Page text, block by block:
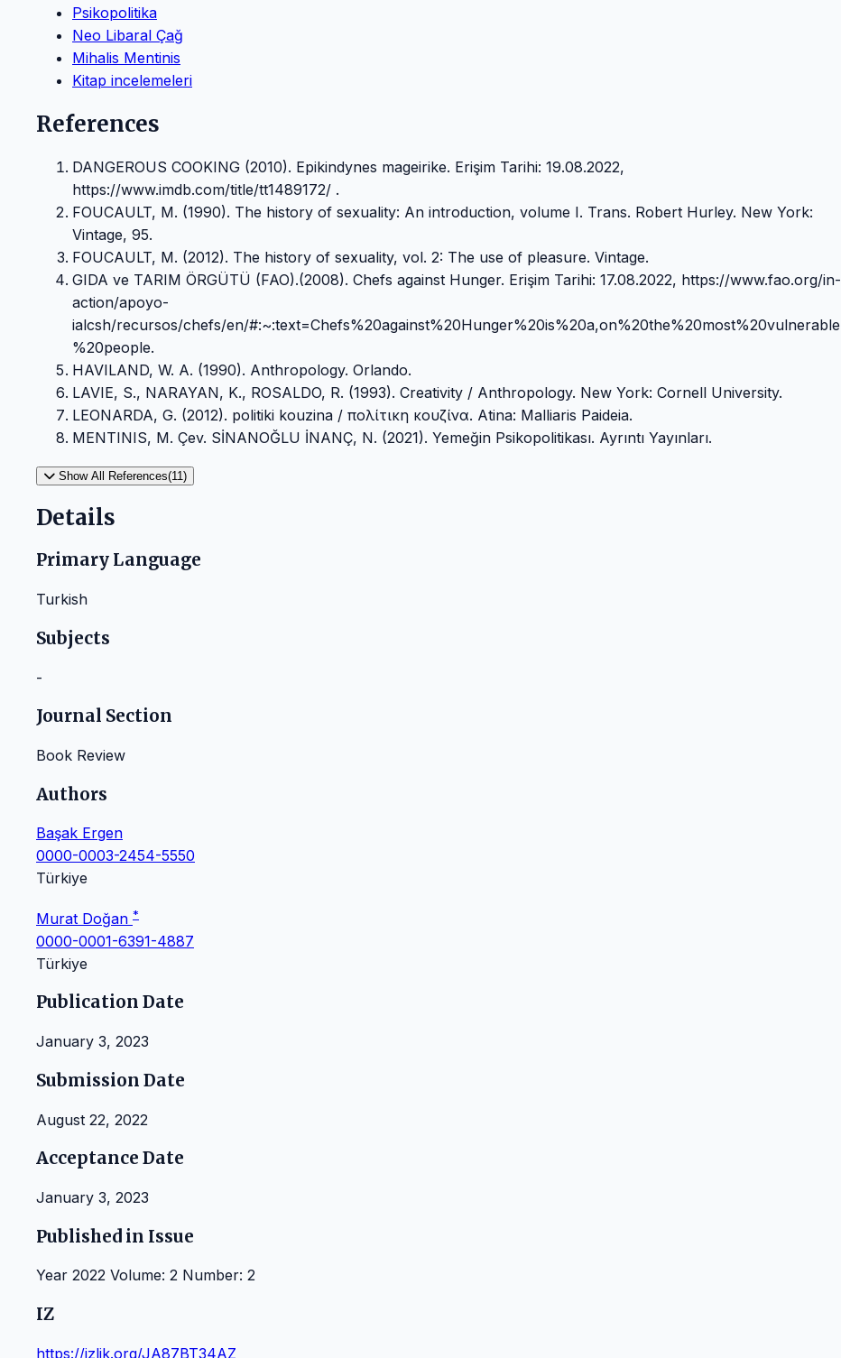
Psikopolitika
Neo Libaral Çağ
Mihalis Mentinis
Kitap incelemeleri
References
DANGEROUS COOKING (2010). Epikindynes mageirike. Erişim Tarihi: 19.08.2022,
https://www.imdb.com/title/tt1489172/ .
FOUCAULT, M. (1990). The history of sexuality: An introduction, volume I. Trans. Robert Hurley. New York:
Vintage, 95.
FOUCAULT, M. (2012). The history of sexuality, vol. 2: The use of pleasure. Vintage.
GIDA ve TARIM ÖRGÜTÜ (FAO).(2008). Chefs against Hunger. Erişim Tarihi: 17.08.2022, https://www.fao.org/in-
action/apoyo-
ialcsh/recursos/chefs/en/#:~:text=Chefs%20against%20Hunger%20is%20a,on%20the%20most%20vulnerable
%20people.
HAVILAND, W. A. (1990). Anthropology. Orlando.
LAVIE, S., NARAYAN, K., ROSALDO, R. (1993). Creativity / Anthropology. New York: Cornell University.
LEONARDA, G. (2012). politiki kouzina / πολίτικη κουζίνα. Atina: Malliaris Paideia.
MENTINIS, M. Çev. SİNANOĞLU İNANÇ, N. (2021). Yemeğin Psikopolitikası. Ayrıntı Yayınları.
Show All References(11)
Details
Primary Language
Turkish
Subjects
-
Journal Section
Book Review
Authors
Başak Ergen
0000-0003-2454-5550
Türkiye
Murat Doğan *
0000-0001-6391-4887
Türkiye
Publication Date
January 3, 2023
Submission Date
August 22, 2022
Acceptance Date
January 3, 2023
Published in Issue
Year 2022 Volume: 2 Number: 2
IZ
https://izlik.org/JA87BT34AZ